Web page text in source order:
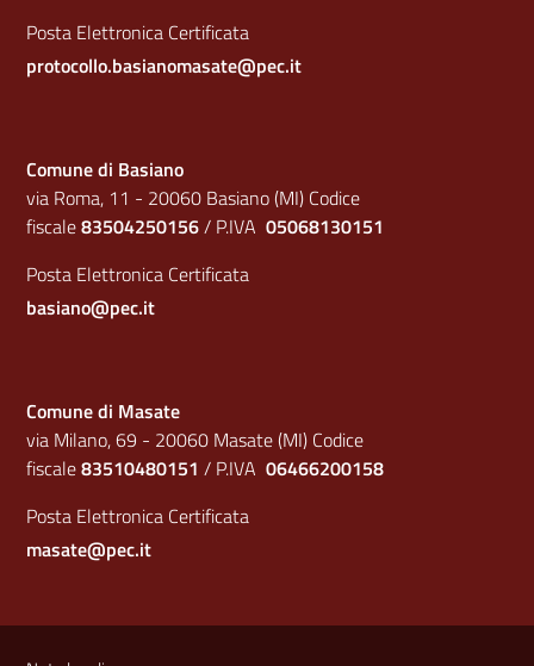
Posta Elettronica Certificata
protocollo.basianomasate@pec.it
Comune di Basiano
via Roma, 11 - 20060 Basiano (MI) Codice
fiscale83504250156/ P.IVA 05068130151
Posta Elettronica Certificata
basiano@pec.it
Comune di Masate
via Milano, 69 - 20060 Masate (MI) Codice
fiscale83510480151 / P.IVA 06466200158
Posta Elettronica Certificata
masate@pec.it
Sezione Link Utili